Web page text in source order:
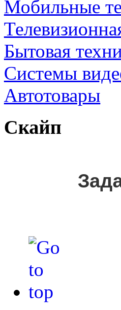
Мобильные
Бытовая
Cистемы
Автотовары
Скайп